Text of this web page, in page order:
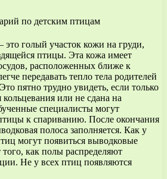
голый участок кожи на груди,
птицы. Эта кожа имеет
расположенных ближе к
передавать тепло тела родителей
пятно трудно увидеть, если только
или не сдана на
специалисты могут
к спариванию. После окончания
полоса заполняется. Как у
могут появиться выводковые
того, как полы распределяют
Не у всех птиц появляются